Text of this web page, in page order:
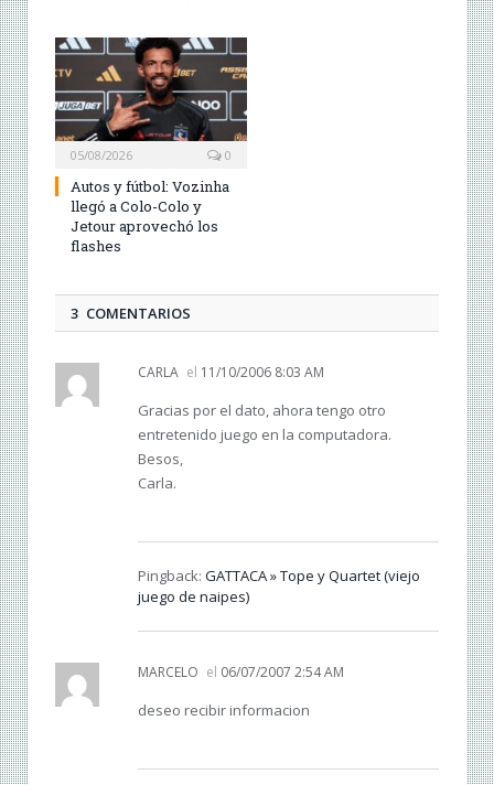
05/08/2026 0
Autos y fútbol: Vozinha
llegó a Colo-Colo y
Jetour aprovechó los
flashes
3 COMENTARIOS
CARLA el 11/10/2006 8:03 AM
Gracias por el dato, ahora tengo otro
entretenido juego en la computadora.
Besos,
Carla.
Pingback: GATTACA » Tope y Quartet (viejo
juego de naipes)
MARCELO el 06/07/2007 2:54 AM
deseo recibir informacion